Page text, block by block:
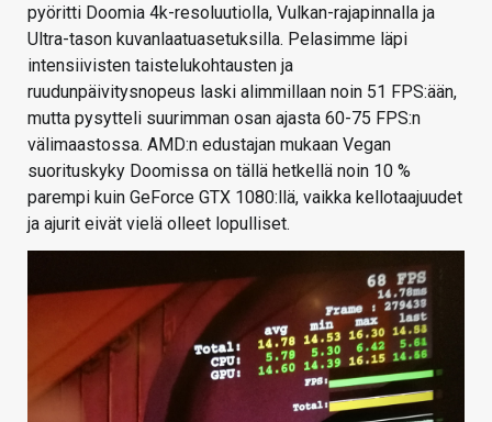
pyöritti Doomia 4k-resoluutiolla, Vulkan-rajapinnalla ja
Ultra-tason kuvanlaatuasetuksilla. Pelasimme läpi
intensiivisten taistelukohtausten ja
ruudunpäivitysnopeus laski alimmillaan noin 51 FPS:ään,
mutta pysytteli suurimman osan ajasta 60-75 FPS:n
välimaastossa. AMD:n edustajan mukaan Vegan
suorituskyky Doomissa on tällä hetkellä noin 10 %
parempi kuin GeForce GTX 1080:llä, vaikka kellotaajuudet
ja ajurit eivät vielä olleet lopulliset.